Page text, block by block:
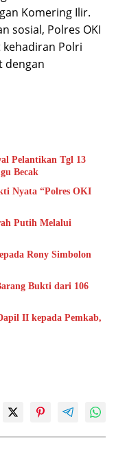
Komering Ilir.
sosial, Polres OKI
Polri
dengan
Pelantikan Tgl 13
Becak
Nyata “Polres OKI
Putih Melalui
Rony Simbolon
Bukti dari 106
II kepada Pemkab,